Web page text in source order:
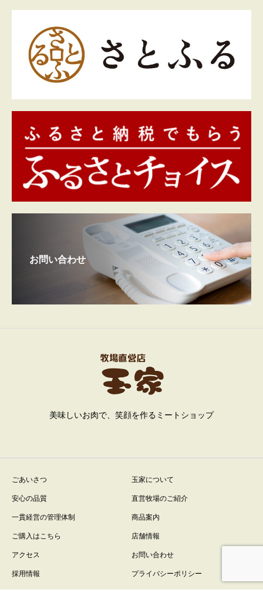
お問い合わせ
美味しいお肉で、笑顔を作るミートショップ
ごあいさつ
玉家について
安心の品質
直営牧場のご紹介
一貫経営の管理体制
商品案内
ご購入はこちら
店舗情報
アクセス
お問い合わせ
採用情報
プライバシーポリシー